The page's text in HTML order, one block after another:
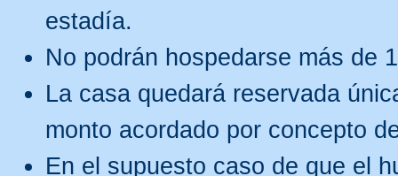
estadía.
No podrán hospedarse más de
La casa quedará reservada
monto acordado por concepto
En el supuesto caso de que el